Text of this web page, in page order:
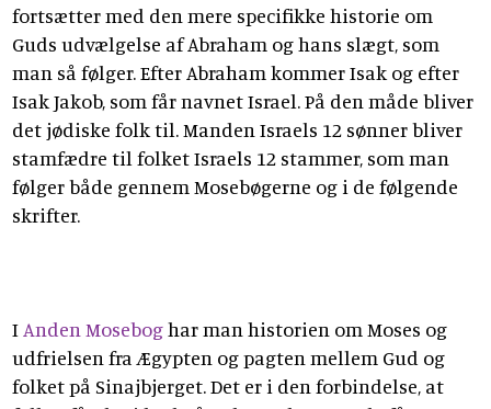
fortsætter med den mere specifikke historie om
Guds udvælgelse af Abraham og hans slægt, som
man så følger. Efter Abraham kommer Isak og efter
Isak Jakob, som får navnet Israel. På den måde bliver
det jødiske folk til. Manden Israels 12 sønner bliver
stamfædre til folket Israels 12 stammer, som man
følger både gennem Mosebøgerne og i de følgende
skrifter.
I Anden Moseboghar man historien om Moses og
udfrielsen fra Ægypten og pagten mellem Gud og
folket på Sinajbjerget. Det er i den forbindelse, at